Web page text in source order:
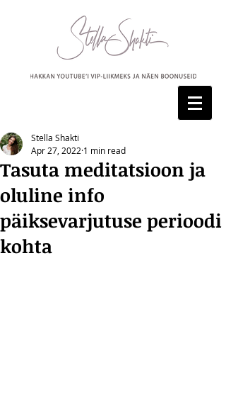
Tasuta meditatsioon ja
oluline info
päiksevarjutuse perioodi
kohta
Stella Shakti
Apr 27, 2022 1 min read